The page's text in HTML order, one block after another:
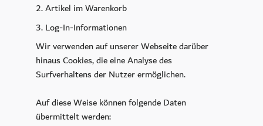
Artikel im Warenkorb
Log-In-Informationen
Wir verwenden auf unserer Webseite darüber
hinaus Cookies, die eine Analyse des
Surfverhaltens der Nutzer ermöglichen.
Auf diese Weise können folgende Daten
übermittelt werden: